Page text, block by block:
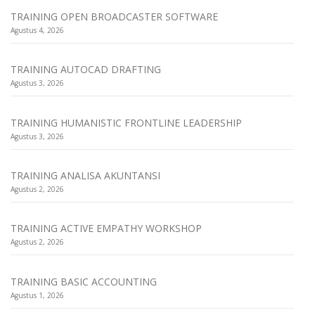
TRAINING OPEN BROADCASTER SOFTWARE
Agustus 4, 2026
TRAINING AUTOCAD DRAFTING
Agustus 3, 2026
TRAINING HUMANISTIC FRONTLINE LEADERSHIP
Agustus 3, 2026
TRAINING ANALISA AKUNTANSI
Agustus 2, 2026
TRAINING ACTIVE EMPATHY WORKSHOP
Agustus 2, 2026
TRAINING BASIC ACCOUNTING
Agustus 1, 2026